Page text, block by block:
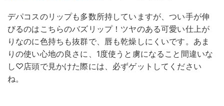
デパコスのリップも多数所持していますが、つい手が伸
びるのはこちらのバズリップ！ツヤのある可愛い仕上が
りなのに色持ちも抜群で、唇も乾燥しにくいです。あま
りの使い心地の良さに、1度使うと虜になること間違いな
し♡店頭で見かけた際には、必ずゲットしてください
ね。